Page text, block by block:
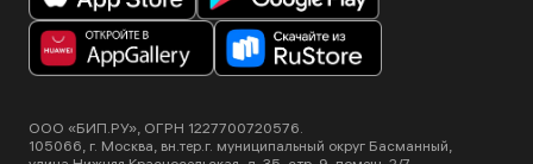
ООО «БИП.РУ», ОГРН 1227700720576.
105066, г. Москва, вн.тер.г. муниципальный округ Басманный,